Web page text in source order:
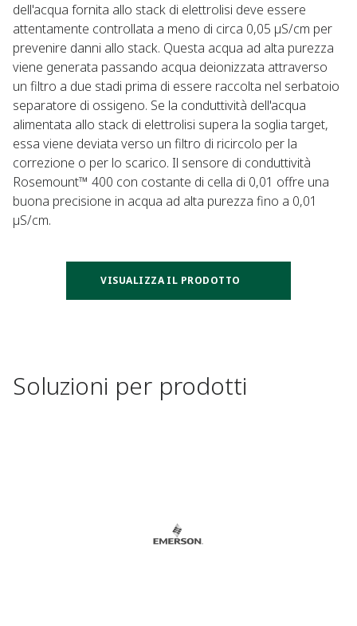
dell'acqua fornita allo stack di elettrolisi deve essere
attentamente controllata a meno di circa 0,05 µS/cm per
prevenire danni allo stack. Questa acqua ad alta purezza
viene generata passando acqua deionizzata attraverso
un filtro a due stadi prima di essere raccolta nel serbatoio
separatore di ossigeno. Se la conduttività dell'acqua
alimentata allo stack di elettrolisi supera la soglia target,
essa viene deviata verso un filtro di ricircolo per la
correzione o per lo scarico. Il sensore di conduttività
Rosemount™ 400 con costante di cella di 0,01 offre una
buona precisione in acqua ad alta purezza fino a 0,01
µS/cm.
VISUALIZZA IL PRODOTTO
Soluzioni per prodotti